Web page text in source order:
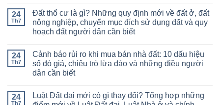
24
Th7
Đất thổ cư là gì? Những quy định mới về đất ở, đất
nông nghiệp, chuyển mục đích sử dụng đất và quy
hoạch đất người dân cần biết
24
Th7
Cảnh báo rủi ro khi mua bán nhà đất: 10 dấu hiệu
sổ đỏ giả, chiêu trò lừa đảo và những điều người
dân cần biết
24
Th7
Luật Đất đai mới có gì thay đổi? Tổng hợp những